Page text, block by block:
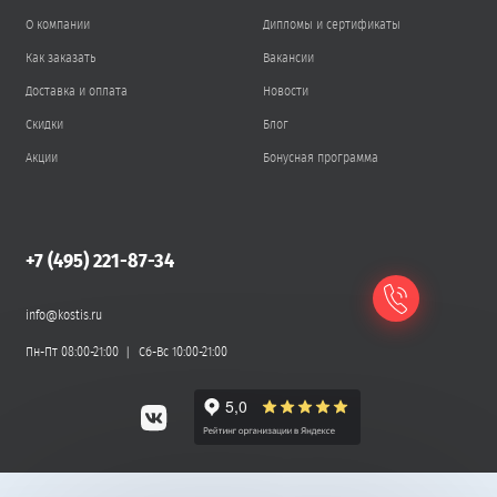
О компании
Как заказать
Доставка и оплата
Скидки
Акции
Дипломы и сертификаты
Вакансии
Новости
Блог
Бонусная программа
+7 (495) 221-87-34
info@kostis.ru
Пн-Пт 08:00-21:00 Сб-Вс 10:00-21:00